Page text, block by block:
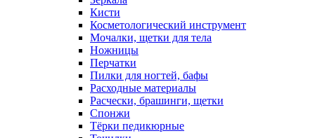
Кисти
Косметологический инструмент
Мочалки, щетки для тела
Ножницы
Перчатки
Пилки для ногтей, бафы
Расходные материалы
Расчески, брашинги, щетки
Спонжи
Тёрки педикюрные